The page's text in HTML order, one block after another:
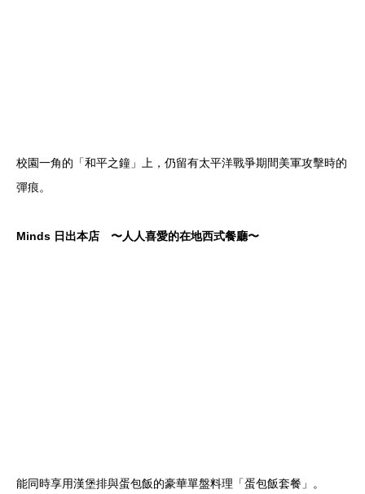
校園一角的「和平之鐘」上，仍留有太平洋戰爭期間美軍攻擊時的
彈痕。
Minds 日出本店 〜人人喜愛的在地西式餐廳〜
能同時享用漢堡排與蛋包飯的豪華單盤料理「蛋包飯套餐」。